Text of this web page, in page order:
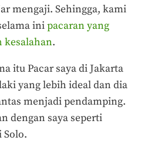
mengaji. Sehingga, kami
inipacaran yang
kesalahan.
itu Pacar saya di Jakarta
yang lebih ideal dan dia
menjadi pendamping.
dengan saya seperti